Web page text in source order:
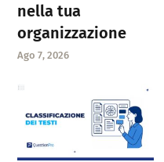
nella tua
organizzazione
Ago 7, 2026